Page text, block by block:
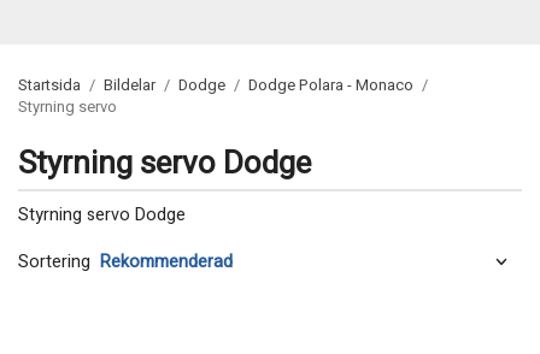
Startsida / Bildelar / Dodge / Dodge Polara - Monaco /
Styrning servo
Styrning servo Dodge
Styrning servo Dodge
Sortering